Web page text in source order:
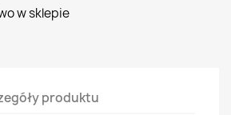
w sklepie
produktu